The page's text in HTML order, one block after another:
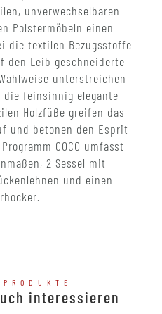
unverwechselbaren
Polstermöbeln einen
die textilen Bezugsstoffe
den Leib geschneiderte
unterstreichen
die feinsinnig elegante
Holzfüße greifen das
und betonen den Esprit
COCO umfasst
2 Sessel mit
und einen
interessieren